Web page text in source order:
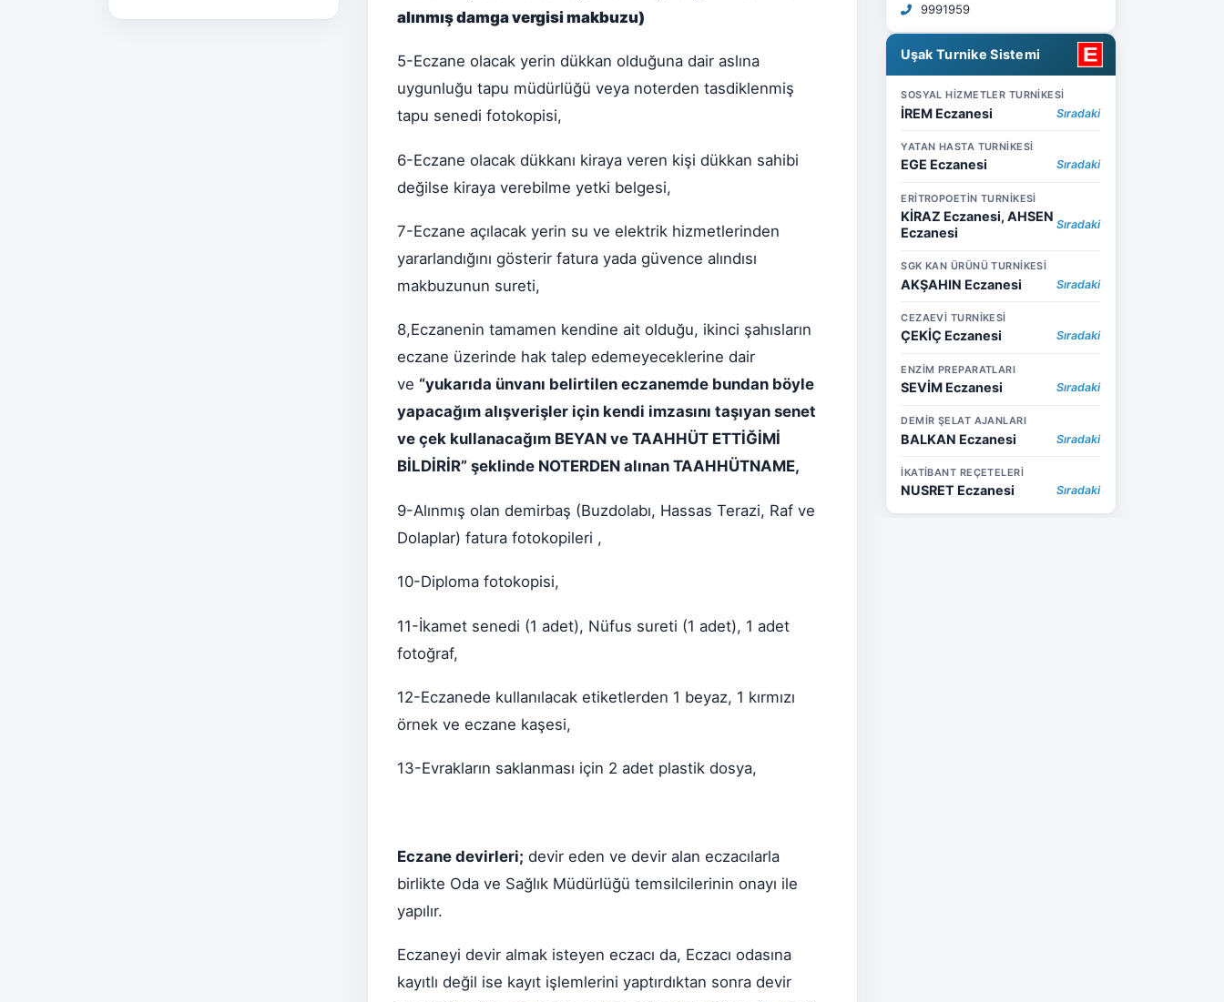
alınmış damga vergisi makbuzu)
5-Eczane olacak yerin dükkan olduğuna dair aslına
uygunluğu tapu müdürlüğü veya noterden tasdiklenmiş
tapu senedi fotokopisi,
6-Eczane olacak dükkanı kiraya veren kişi dükkan sahibi
değilse kiraya verebilme yetki belgesi,
7-Eczane açılacak yerin su ve elektrik hizmetlerinden
yararlandığını gösterir fatura yada güvence alındısı
makbuzunun sureti,
8,Eczanenin tamamen kendine ait olduğu, ikinci şahısların
eczane üzerinde hak talep edemeyeceklerine dair
ve “yukarıda ünvanı belirtilen eczanemde bundan böyle
yapacağım alışverişler için kendi imzasını taşıyan senet
ve çek kullanacağım BEYAN ve TAAHHÜT ETTİĞİMİ
BİLDİRİR” şeklinde NOTERDEN alınan TAAHHÜTNAME,
9-Alınmış olan demirbaş (Buzdolabı, Hassas Terazi, Raf ve
Dolaplar) fatura fotokopileri ,
10-Diploma fotokopisi,
11-İkamet senedi (1 adet), Nüfus sureti (1 adet), 1 adet
fotoğraf,
12-Eczanede kullanılacak etiketlerden 1 beyaz, 1 kırmızı
örnek ve eczane kaşesi,
13-Evrakların saklanması için 2 adet plastik dosya,
Eczane devirleri; devir eden ve devir alan eczacılarla
birlikte Oda ve Sağlık Müdürlüğü temsilcilerinin onayı ile
yapılır.
Eczaneyi devir almak isteyen eczacı da, Eczacı odasına
kayıtlı değil ise kayıt işlemlerini yaptırdıktan sonra devir
9991959
Uşak Turnike Sistemi
SOSYAL HİZMETLER TURNİKESİ
İREM Eczanesi Sıradaki
YATAN HASTA TURNİKESİ
EGE Eczanesi Sıradaki
ERİTROPOETİN TURNİKESİ
KİRAZ Eczanesi, AHSEN
Eczanesi
Sıradaki
SGK KAN ÜRÜNÜ TURNİKESİ
AKŞAHIN Eczanesi Sıradaki
CEZAEVİ TURNİKESİ
ÇEKİÇ Eczanesi Sıradaki
ENZİM PREPARATLARI
SEVİM Eczanesi Sıradaki
DEMİR ŞELAT AJANLARI
BALKAN Eczanesi Sıradaki
İKATİBANT REÇETELERİ
NUSRET Eczanesi Sıradaki